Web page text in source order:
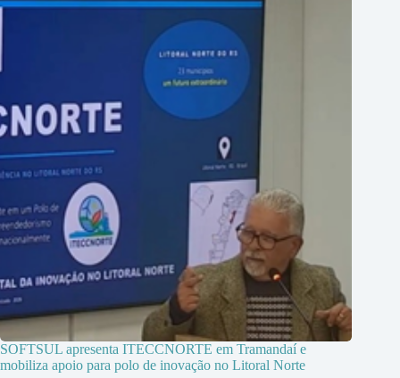
SOFTSUL apresenta ITECCNORTE em Tramandaí e
mobiliza apoio para polo de inovação no Litoral Norte